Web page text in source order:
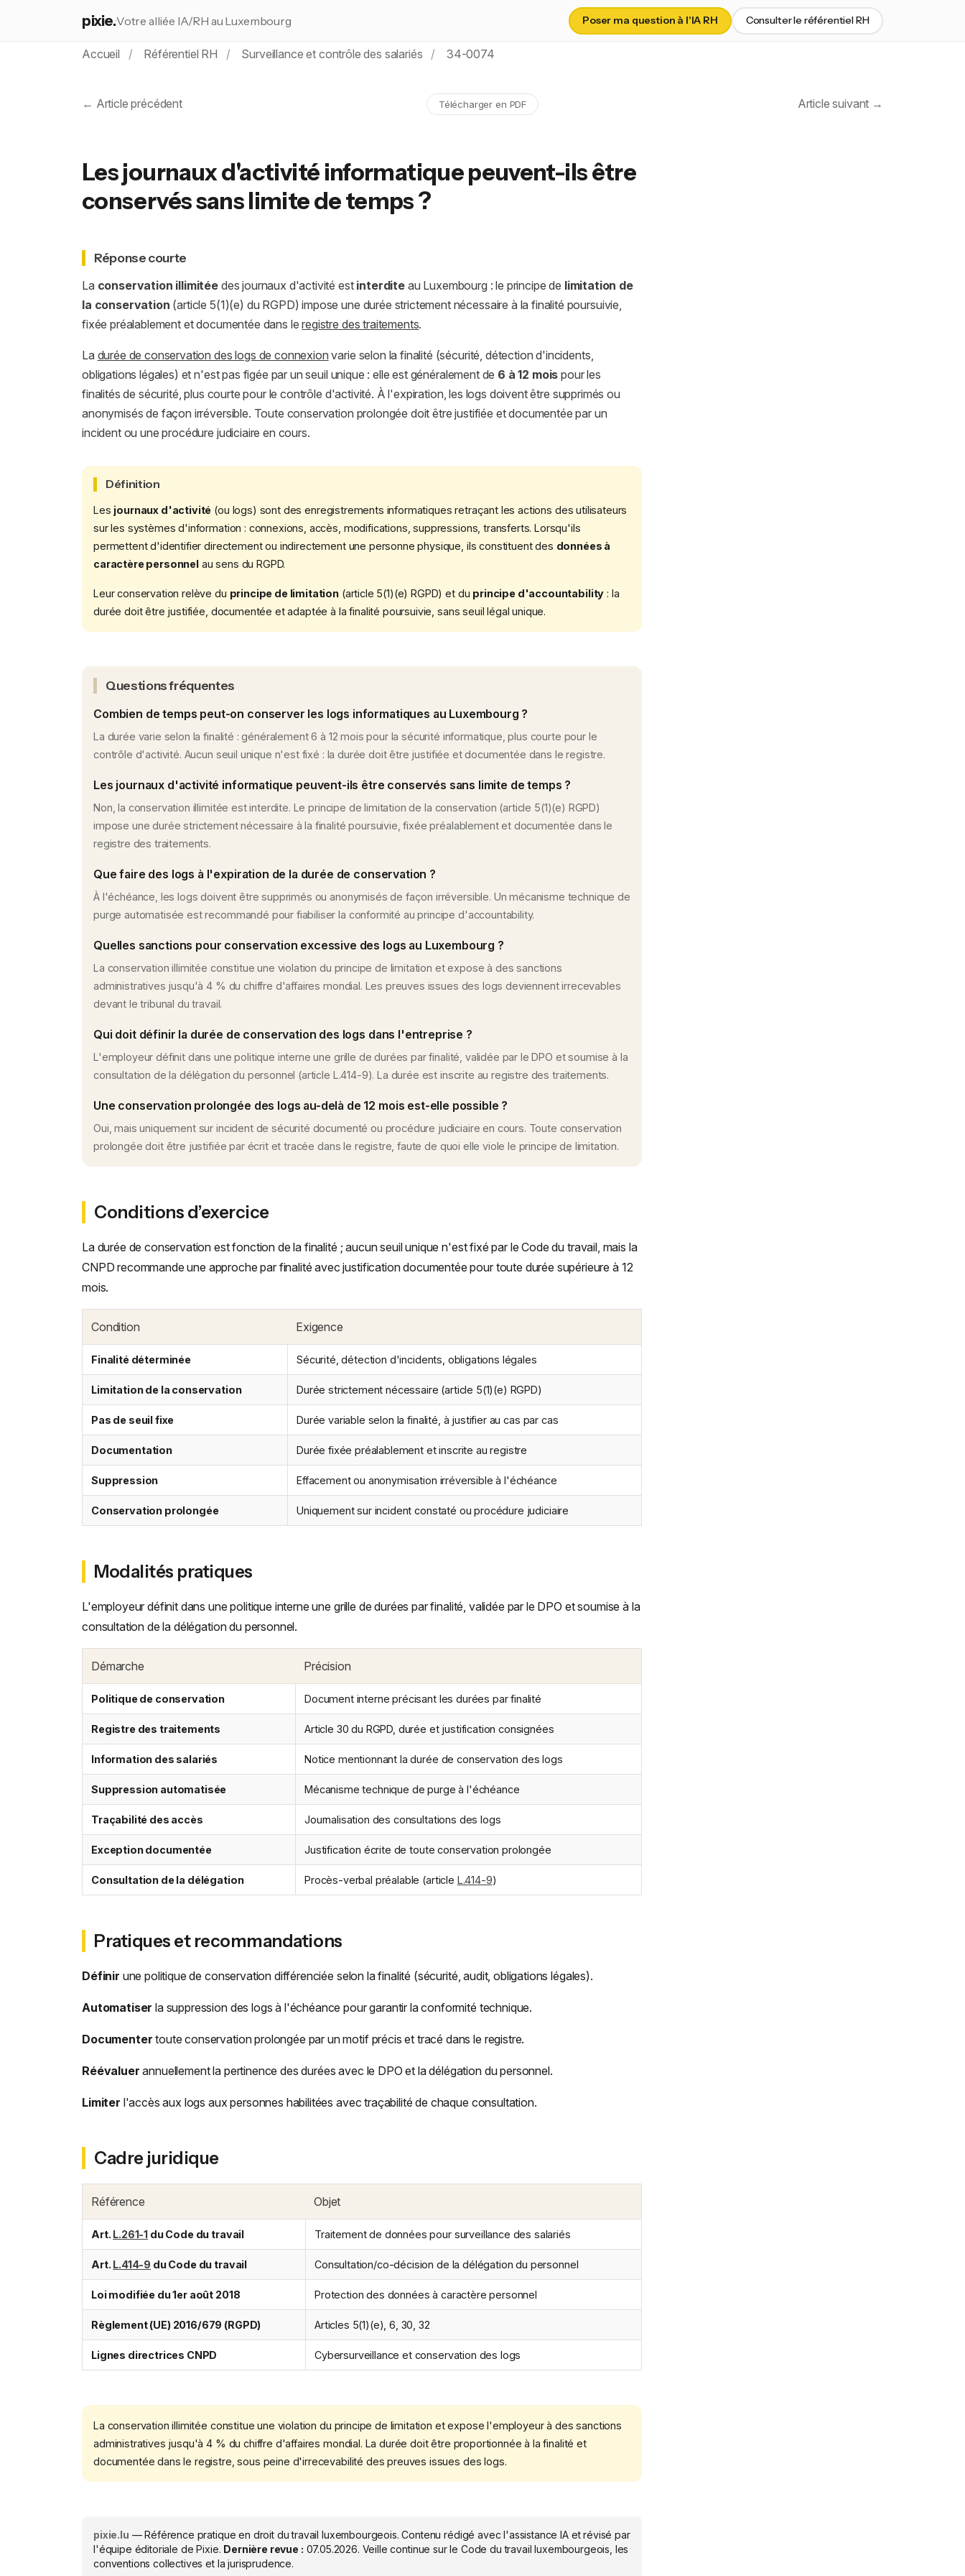
pixie.Votre alliée IA/RH au Luxembourg Poser ma question à l'IA RH Consulter le référentiel RH
Accueil Référentiel RH Surveillance et contrôle des salariés 34-0074
← Article précédent Télécharger en PDF Article suivant →
Les journaux d'activité informatique peuvent-ils être
conservés sans limite de temps ?
Réponse courte
La conservation illimitée des journaux d'activité est interditeau Luxembourg : le principe de limitation de
la conservation (article 5(1)(e) du RGPD) impose une durée strictement nécessaire à la finalité poursuivie,
fixée préalablement et documentée dans leregistre des traitements.
La durée de conservation des logs de connexion varie selon la finalité (sécurité, détection d'incidents,
obligations légales) et n'est pas figée par un seuil unique : elle est généralement de 6 à 12 mois pour les
finalités de sécurité, plus courte pour le contrôle d'activité. À l'expiration, les logs doivent être supprimés ou
anonymisés de façon irréversible. Toute conservation prolongée doit être justifiée et documentée par un
incident ou une procédure judiciaire en cours.
Définition
Les journaux d'activité (ou logs) sont des enregistrements informatiques retraçant les actions des utilisateurs
sur les systèmes d'information : connexions, accès, modifications, suppressions, transferts. Lorsqu'ils
permettent d'identifier directement ou indirectement une personne physique, ils constituent des données à
caractère personnelau sens du RGPD.
Leur conservation relève du principe de limitation (article 5(1)(e) RGPD) et du principe d'accountability : la
durée doit être justifiée, documentée et adaptée à la finalité poursuivie, sans seuil légal unique.
Questions fréquentes
Combien de temps peut-on conserver les logs informatiques au Luxembourg ?
La durée varie selon la finalité : généralement 6 à 12 mois pour la sécurité informatique, plus courte pour le
contrôle d'activité. Aucun seuil unique n'est fixé : la durée doit être justifiée et documentée dans le registre.
Les journaux d'activité informatique peuvent-ils être conservés sans limite de temps ?
Non, la conservation illimitée est interdite. Le principe de limitation de la conservation (article 5(1)(e) RGPD)
impose une durée strictement nécessaire à la finalité poursuivie, fixée préalablement et documentée dans le
registre des traitements.
Que faire des logs à l'expiration de la durée de conservation ?
À l'échéance, les logs doivent être supprimés ou anonymisés de façon irréversible. Un mécanisme technique de
purge automatisée est recommandé pour fiabiliser la conformité au principe d'accountability.
Quelles sanctions pour conservation excessive des logs au Luxembourg ?
La conservation illimitée constitue une violation du principe de limitation et expose à des sanctions
administratives jusqu'à 4 % du chiffre d'affaires mondial. Les preuves issues des logs deviennent irrecevables
devant le tribunal du travail.
Qui doit définir la durée de conservation des logs dans l'entreprise ?
L'employeur définit dans une politique interne une grille de durées par finalité, validée par le DPO et soumise à la
consultation de la délégation du personnel (article L.414-9). La durée est inscrite au registre des traitements.
Une conservation prolongée des logs au-delà de 12 mois est-elle possible ?
Oui, mais uniquement sur incident de sécurité documenté ou procédure judiciaire en cours. Toute conservation
prolongée doit être justifiée par écrit et tracée dans le registre, faute de quoi elle viole le principe de limitation.
Conditions d’exercice
La durée de conservation est fonction de la finalité ; aucun seuil unique n'est fixé par le Code du travail, mais la
CNPD recommande une approche par finalité avec justification documentée pour toute durée supérieure à 12
mois.
Condition Exigence
Finalité déterminée Sécurité, détection d'incidents, obligations légales
Limitation de la conservation Durée strictement nécessaire (article 5(1)(e) RGPD)
Pas de seuil fixe Durée variable selon la finalité, à justifier au cas par cas
Documentation Durée fixée préalablement et inscrite au registre
Suppression Effacement ou anonymisation irréversible à l'échéance
Conservation prolongée Uniquement sur incident constaté ou procédure judiciaire
Modalités pratiques
L'employeur définit dans une politique interne une grille de durées par finalité, validée par le DPO et soumise à la
consultation de la délégation du personnel.
Démarche Précision
Politique de conservation Document interne précisant les durées par finalité
Registre des traitements Article 30 du RGPD, durée et justification consignées
Information des salariés Notice mentionnant la durée de conservation des logs
Suppression automatisée Mécanisme technique de purge à l'échéance
Traçabilité des accès Journalisation des consultations des logs
Exception documentée Justification écrite de toute conservation prolongée
Consultation de la délégation Procès-verbal préalable (article L.414-9)
Pratiques et recommandations
Définir une politique de conservation différenciée selon la finalité (sécurité, audit, obligations légales).
Automatiser la suppression des logs à l'échéance pour garantir la conformité technique.
Documenter toute conservation prolongée par un motif précis et tracé dans le registre.
Réévaluer annuellement la pertinence des durées avec le DPO et la délégation du personnel.
Limiter l'accès aux logs aux personnes habilitées avec traçabilité de chaque consultation.
Cadre juridique
Référence Objet
Art. L.261-1 du Code du travail Traitement de données pour surveillance des salariés
Art. L.414-9 du Code du travail Consultation/co-décision de la délégation du personnel
Loi modifiée du 1er août 2018 Protection des données à caractère personnel
Règlement (UE) 2016/679 (RGPD) Articles 5(1)(e), 6, 30, 32
Lignes directrices CNPD Cybersurveillance et conservation des logs
La conservation illimitée constitue une violation du principe de limitation et expose l'employeur à des sanctions
administratives jusqu'à 4 % du chiffre d'affaires mondial. La durée doit être proportionnée à la finalité et
documentée dans le registre, sous peine d'irrecevabilité des preuves issues des logs.
pixie.lu — Référence pratique en droit du travail luxembourgeois. Contenu rédigé avec l'assistance IA et révisé par
l'équipe éditoriale de Pixie. Dernière revue : 07.05.2026. Veille continue sur le Code du travail luxembourgeois, les
conventions collectives et la jurisprudence.